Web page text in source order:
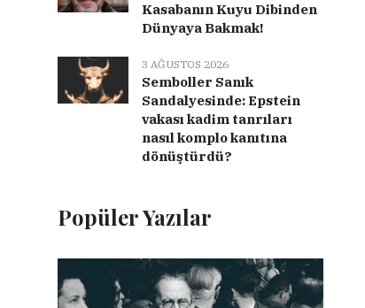
Kasabanın Kuyu Dibinden
Dünyaya Bakmak!
3 AĞUSTOS 2026
Semboller Sanık
Sandalyesinde: Epstein
vakası kadim tanrıları
nasıl komplo kanıtına
dönüştürdü?
Popüler Yazılar